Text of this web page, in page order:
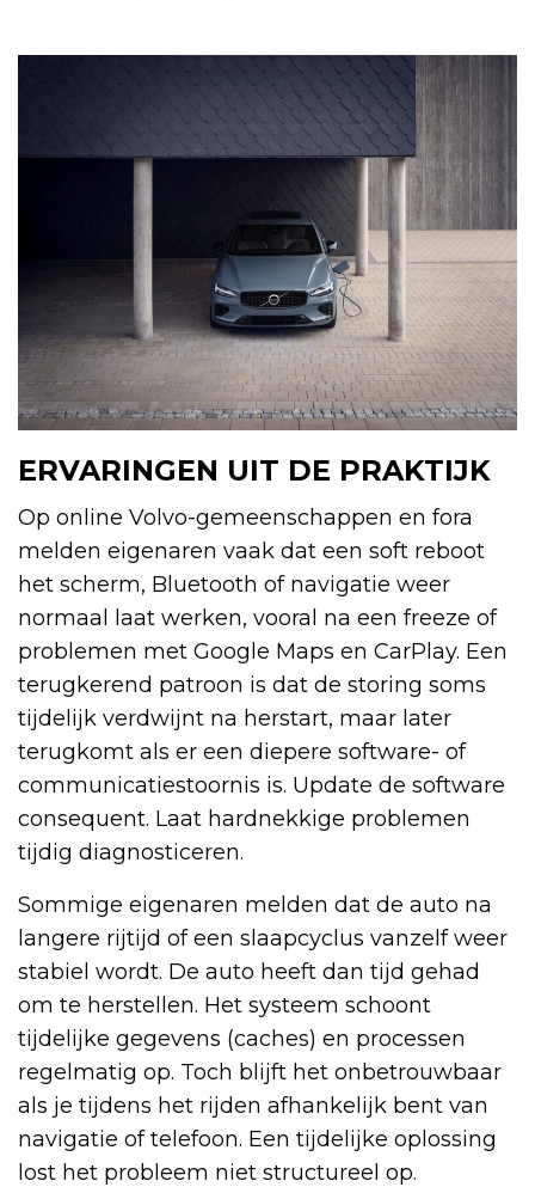
ERVARINGEN UIT DE PRAKTIJK
Op online Volvo-gemeenschappen en fora
melden eigenaren vaak dat een soft reboot
het scherm, Bluetooth of navigatie weer
normaal laat werken, vooral na een freeze of
problemen met Google Maps en CarPlay. Een
terugkerend patroon is dat de storing soms
tijdelijk verdwijnt na herstart, maar later
terugkomt als er een diepere software- of
communicatiestoornis is. Update de software
consequent. Laat hardnekkige problemen
tijdig diagnosticeren.
Sommige eigenaren melden dat de auto na
langere rijtijd of een slaapcyclus vanzelf weer
stabiel wordt. De auto heeft dan tijd gehad
om te herstellen. Het systeem schoont
tijdelijke gegevens (caches) en processen
regelmatig op. Toch blijft het onbetrouwbaar
als je tijdens het rijden afhankelijk bent van
navigatie of telefoon. Een tijdelijke oplossing
lost het probleem niet structureel op.